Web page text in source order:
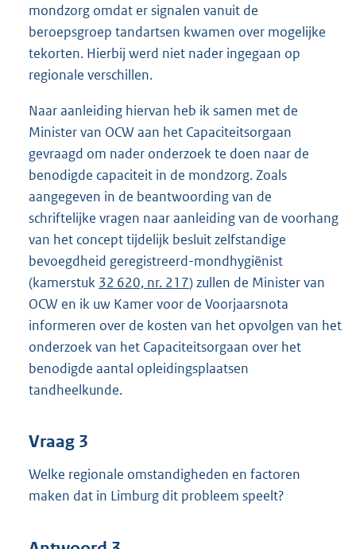
mondzorg omdat er signalen vanuit de
beroepsgroep tandartsen kwamen over mogelijke
tekorten. Hierbij werd niet nader ingegaan op
regionale verschillen.
Naar aanleiding hiervan heb ik samen met de
Minister van OCW aan het Capaciteitsorgaan
gevraagd om nader onderzoek te doen naar de
benodigde capaciteit in de mondzorg. Zoals
aangegeven in de beantwoording van de
schriftelijke vragen naar aanleiding van de voorhang
van het concept tijdelijk besluit zelfstandige
bevoegdheid geregistreerd-mondhygiënist
(kamerstuk 32 620, nr. 217) zullen de Minister van
OCW en ik uw Kamer voor de Voorjaarsnota
informeren over de kosten van het opvolgen van het
onderzoek van het Capaciteitsorgaan over het
benodigde aantal opleidingsplaatsen
tandheelkunde.
Vraag 3
Welke regionale omstandigheden en factoren
maken dat in Limburg dit probleem speelt?